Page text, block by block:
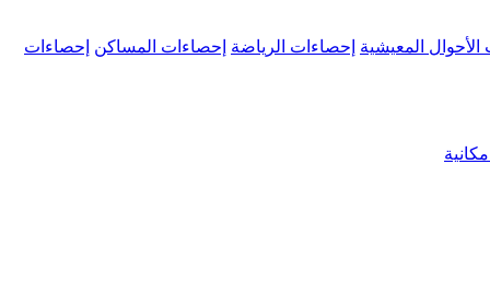
الأحوال المعيشية إحصاءات الرياضة إحصاءات المساكن إحصاءات